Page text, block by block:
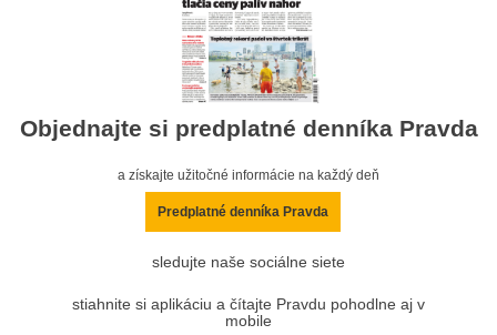
Objednajte si predplatné denníka Pravda
a získajte užitočné informácie na každý deň
Predplatné denníka Pravda
sledujte naše sociálne siete
stiahnite si aplikáciu a čítajte Pravdu pohodlne aj v
mobile